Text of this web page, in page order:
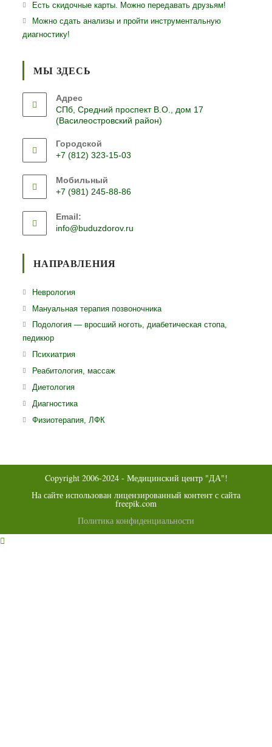
Есть скидочные карты. Можно передавать друзьям!
Можно сдать анализы и пройти инструментальную
диагностику!
МЫ ЗДЕСЬ
Адрес
СПб, Средний проспект В.О., дом 17
(Василеостровский район)
Городской
+7 (812) 323-15-03
в
вашем
Мобильный
+7 (981) 245-88-86
в
вашем
Email:
info@buduzdorov.ru
НАПРАВЛЕНИЯ
НеврологияОткроется
в
Мануальная терапия позвоночникаОткроется
в
Подология — вросший ноготь, диабетическая стопа,
педикюр
ПсихиатрияОткроется
в
Реабитология, массажОткроется
ДиетологияОткроется
в
ДиагностикаОткроется
в
Физиотерапия, ЛФК
Copyright 2006-2024 - Медицинский центр "ДА"!
На сайте использован лицензированный контент с сайта
freepik.com
Политика конфиденциальности